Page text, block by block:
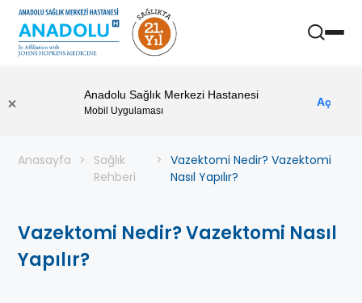
Anadolu Sağlık Merkezi Hastanesi
Mobil Uygulaması
Aç
Anasayfa
Sağlık
Rehberi
Vazektomi Nedir? Vazektomi
Nasıl Yapılır?
Vazektomi Nedir? Vazektomi Nasıl
Yapılır?